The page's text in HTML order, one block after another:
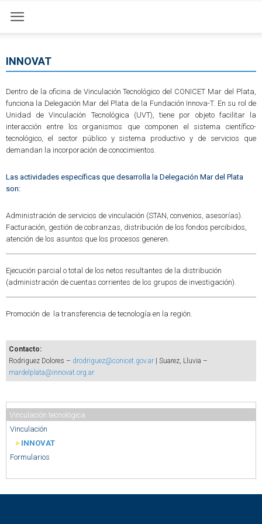
INNOVAT
Dentro de la oficina de Vinculación Tecnológico del CONICET Mar del Plata,
funciona la Delegación Mar del Plata de la Fundación Innova-T. En su rol de
Unidad de Vinculación Tecnológica (UVT), tiene por objeto facilitar la
interacción entre los organismos que componen el sistema científico-
tecnológico, el sector público y sistema productivo y de servicios que
demandan la incorporación de conocimientos.
Las actividades específicas que desarrolla la Delegación Mar del Plata
son:
Administración de servicios de vinculación (STAN, convenios, asesorías).
Facturación, gestión de cobranzas, distribución de los fondos percibidos,
atención de los asuntos que los procesos generen.
Ejecución parcial o total de los netos resultantes de la distribución
(administración de cuentas corrientes de los grupos de investigación).
Promoción de la transferencia de tecnología en la región.
Contacto:
Rodriguez Dolores – drodriguez@conicet.gov.ar | Suarez, Lluvia –
mardelplata@innovat.org.ar
Vinculación tecnológica
Vinculación
> INNOVAT
Formularios